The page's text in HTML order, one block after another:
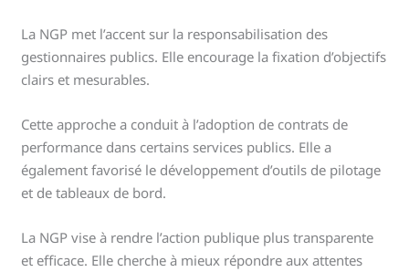
La NGP met l’accent sur la responsabilisation des
gestionnaires publics. Elle encourage la fixation d’objectifs
clairs et mesurables.
Cette approche a conduit à l’adoption de contrats de
performance dans certains services publics. Elle a
également favorisé le développement d’outils de pilotage
et de tableaux de bord.
La NGP vise à rendre l’action publique plus transparente
et efficace. Elle cherche à mieux répondre aux attentes